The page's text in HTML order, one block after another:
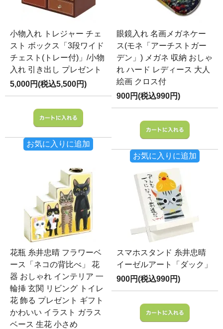
小物入れ トレジャー チェ
スト ボックス「3段ワイド
チェスト(トレー付)」/小物
入れ 引き出し プレゼント
5,000円(税込5,500円)
お気に入りに追加
眼鏡入れ 名画メガネケー
ス(モネ「アーチストガー
デン」) メガネ 収納 おしゃ
れ ハード レディース 大人
絵画 クロス付
900円(税込990円)
お気に入りに追加
花瓶 糸井忠晴 フラワーベ
ース「ネコの背比べ」 花
器 おしゃれ インテリア 一
輪挿 玄関 リビング トイレ
花 飾る プレゼント ギフト
かわいい イラスト ガラス
ベース 生花 小さめ
スマホスタンド 糸井忠晴
イーゼルアート「ダック」
900円(税込990円)